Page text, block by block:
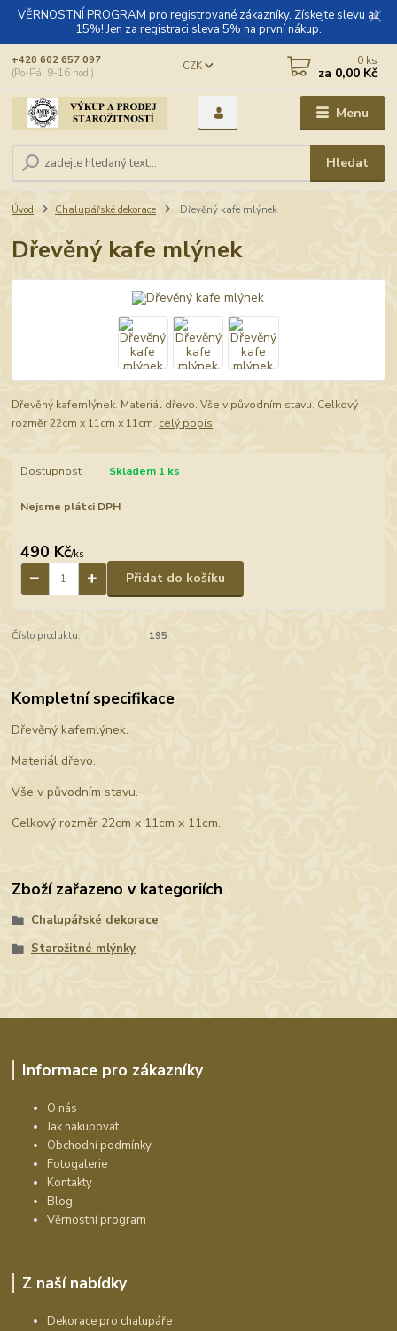
VĚRNOSTNÍ PROGRAM pro registrované zákazníky. Získejte slevu až
15%! Jen za registraci sleva 5% na první nákup.
Menu
CZK
Hledat
+420 602 657 097
(Po-Pá, 9-16 hod.)
0 ks
za 0,00 Kč
Úvod Chalupářské dekorace Dřevěný kafe mlýnek
Dřevěný kafe mlýnek
Dřevěný kafemlýnek. Materiál dřevo. Vše v původním stavu. Celkový
rozměr 22cm x 11cm x 11cm. celý popis
Dostupnost Skladem 1 ks
Nejsme plátci DPH
490 Kč/ks
Přidat do košíku
Číslo produktu: 195
Kompletní specifikace
Dřevěný kafemlýnek.
Materiál dřevo.
Vše v původním stavu.
Celkový rozměr 22cm x 11cm x 11cm.
Zboží zařazeno v kategoriích
Chalupářské dekorace
Starožitné mlýnky
Informace pro zákazníky
O nás
Jak nakupovat
Obchodní podmínky
Fotogalerie
Kontakty
Blog
Věrnostní program
Z naší nabídky
Dekorace pro chalupáře